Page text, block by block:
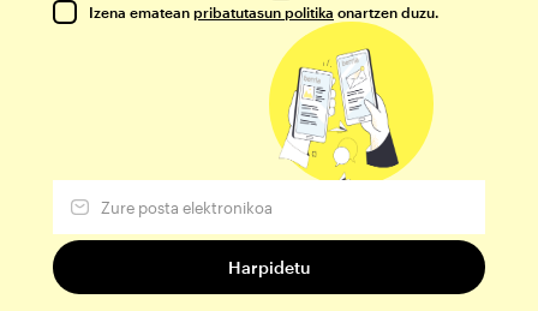
Izena ematean pribatutasun politika onartzen duzu.